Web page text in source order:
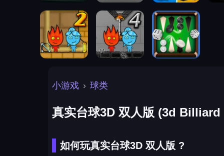
小游戏 › 球类
真实台球3D 双人版 (3d
如何玩真实台球3D 双人版 ?